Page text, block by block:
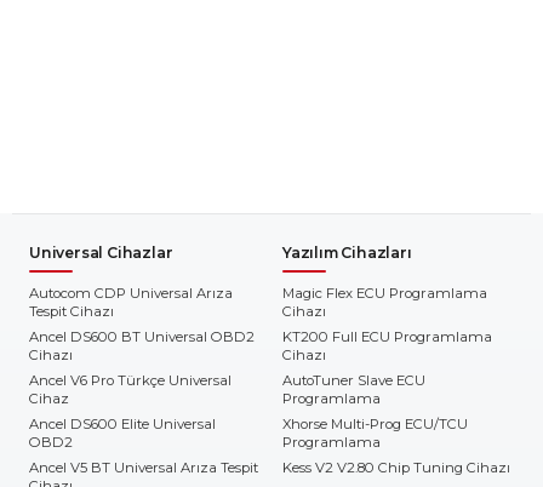
Universal Cihazlar
Autocom CDP Universal Arıza
Tespit Cihazı
Ancel DS600 BT Universal OBD2
Cihazı
Ancel V6 Pro Türkçe Universal
Cihaz
Ancel DS600 Elite Universal
OBD2
Ancel V5 BT Universal Arıza Tespit
Yazılım Cihazları
Magic Flex ECU Programlama
Cihazı
KT200 Full ECU Programlama
Cihazı
AutoTuner Slave ECU
Programlama
Xhorse Multi-Prog ECU/TCU
Programlama
Kess V2 V2.80 Chip Tuning Cihazı